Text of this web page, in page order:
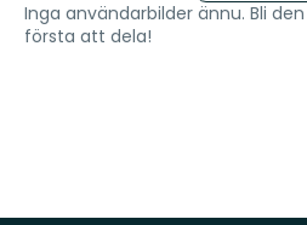
Inga användarbilder ännu. Bli den
första att dela!